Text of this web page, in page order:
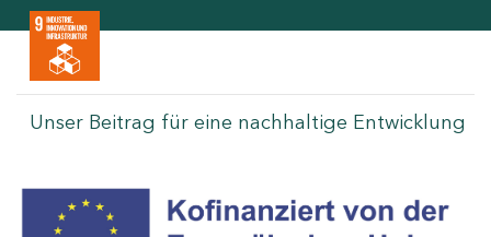
Unser Beitrag für eine nachhaltige Entwicklung